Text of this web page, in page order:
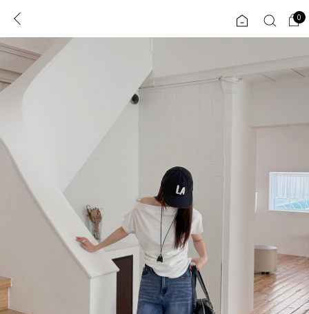
로그인 0
도착보장⚡
인플루언서 pick!
ALL
익스클루시브
아우터
티셔츠
니트
0